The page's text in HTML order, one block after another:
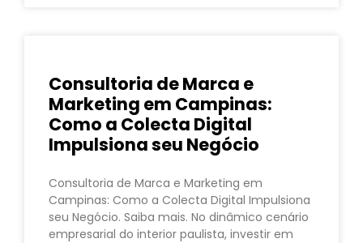
Consultoria de Marca e
Marketing em Campinas:
Como a Colecta Digital
Impulsiona seu Negócio
Consultoria de Marca e Marketing em
Campinas: Como a Colecta Digital Impulsiona
seu Negócio. Saiba mais. No dinâmico cenário
empresarial do interior paulista, investir em